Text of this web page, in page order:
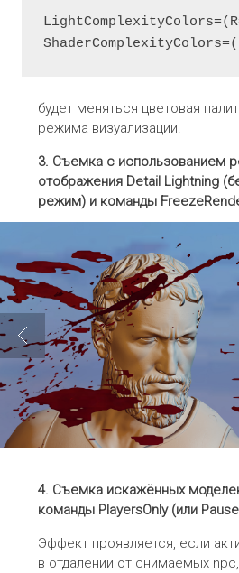
будет меняться цветовая
режима визуализации.
3. Съемка с использованием
отображения Detail Lightning
режим) и команды
4. Съемка искажённых
команды PlayersOnly(или Pause
Эффект проявляется, если
в отдалении от снимаемых